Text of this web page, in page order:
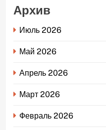
Архив
Июль 2026
Май 2026
Апрель 2026
Март 2026
Февраль 2026